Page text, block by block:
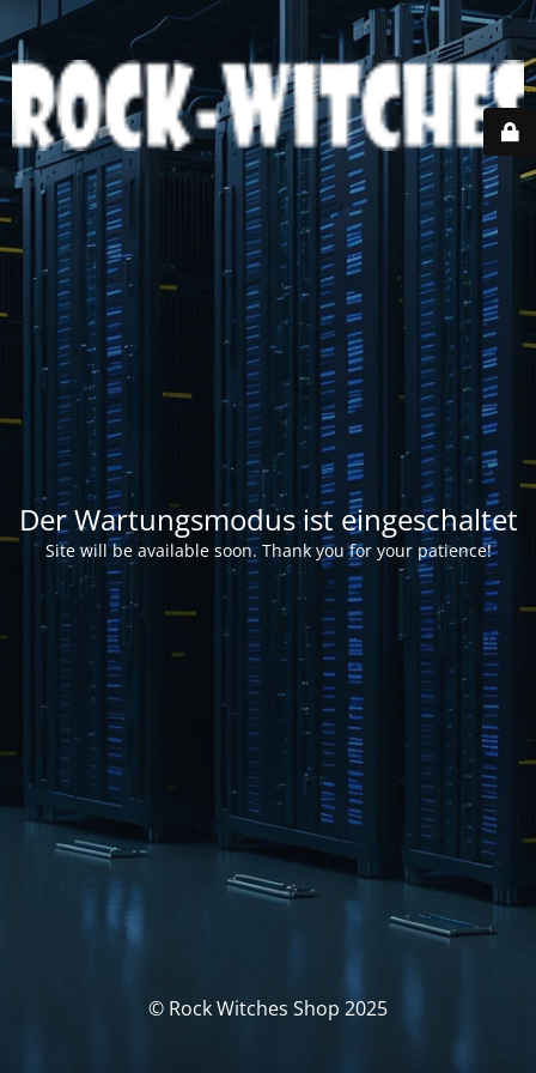
Der Wartungsmodus ist eingeschaltet
Site will be available soon. Thank you for your patience!
© Rock Witches Shop 2025